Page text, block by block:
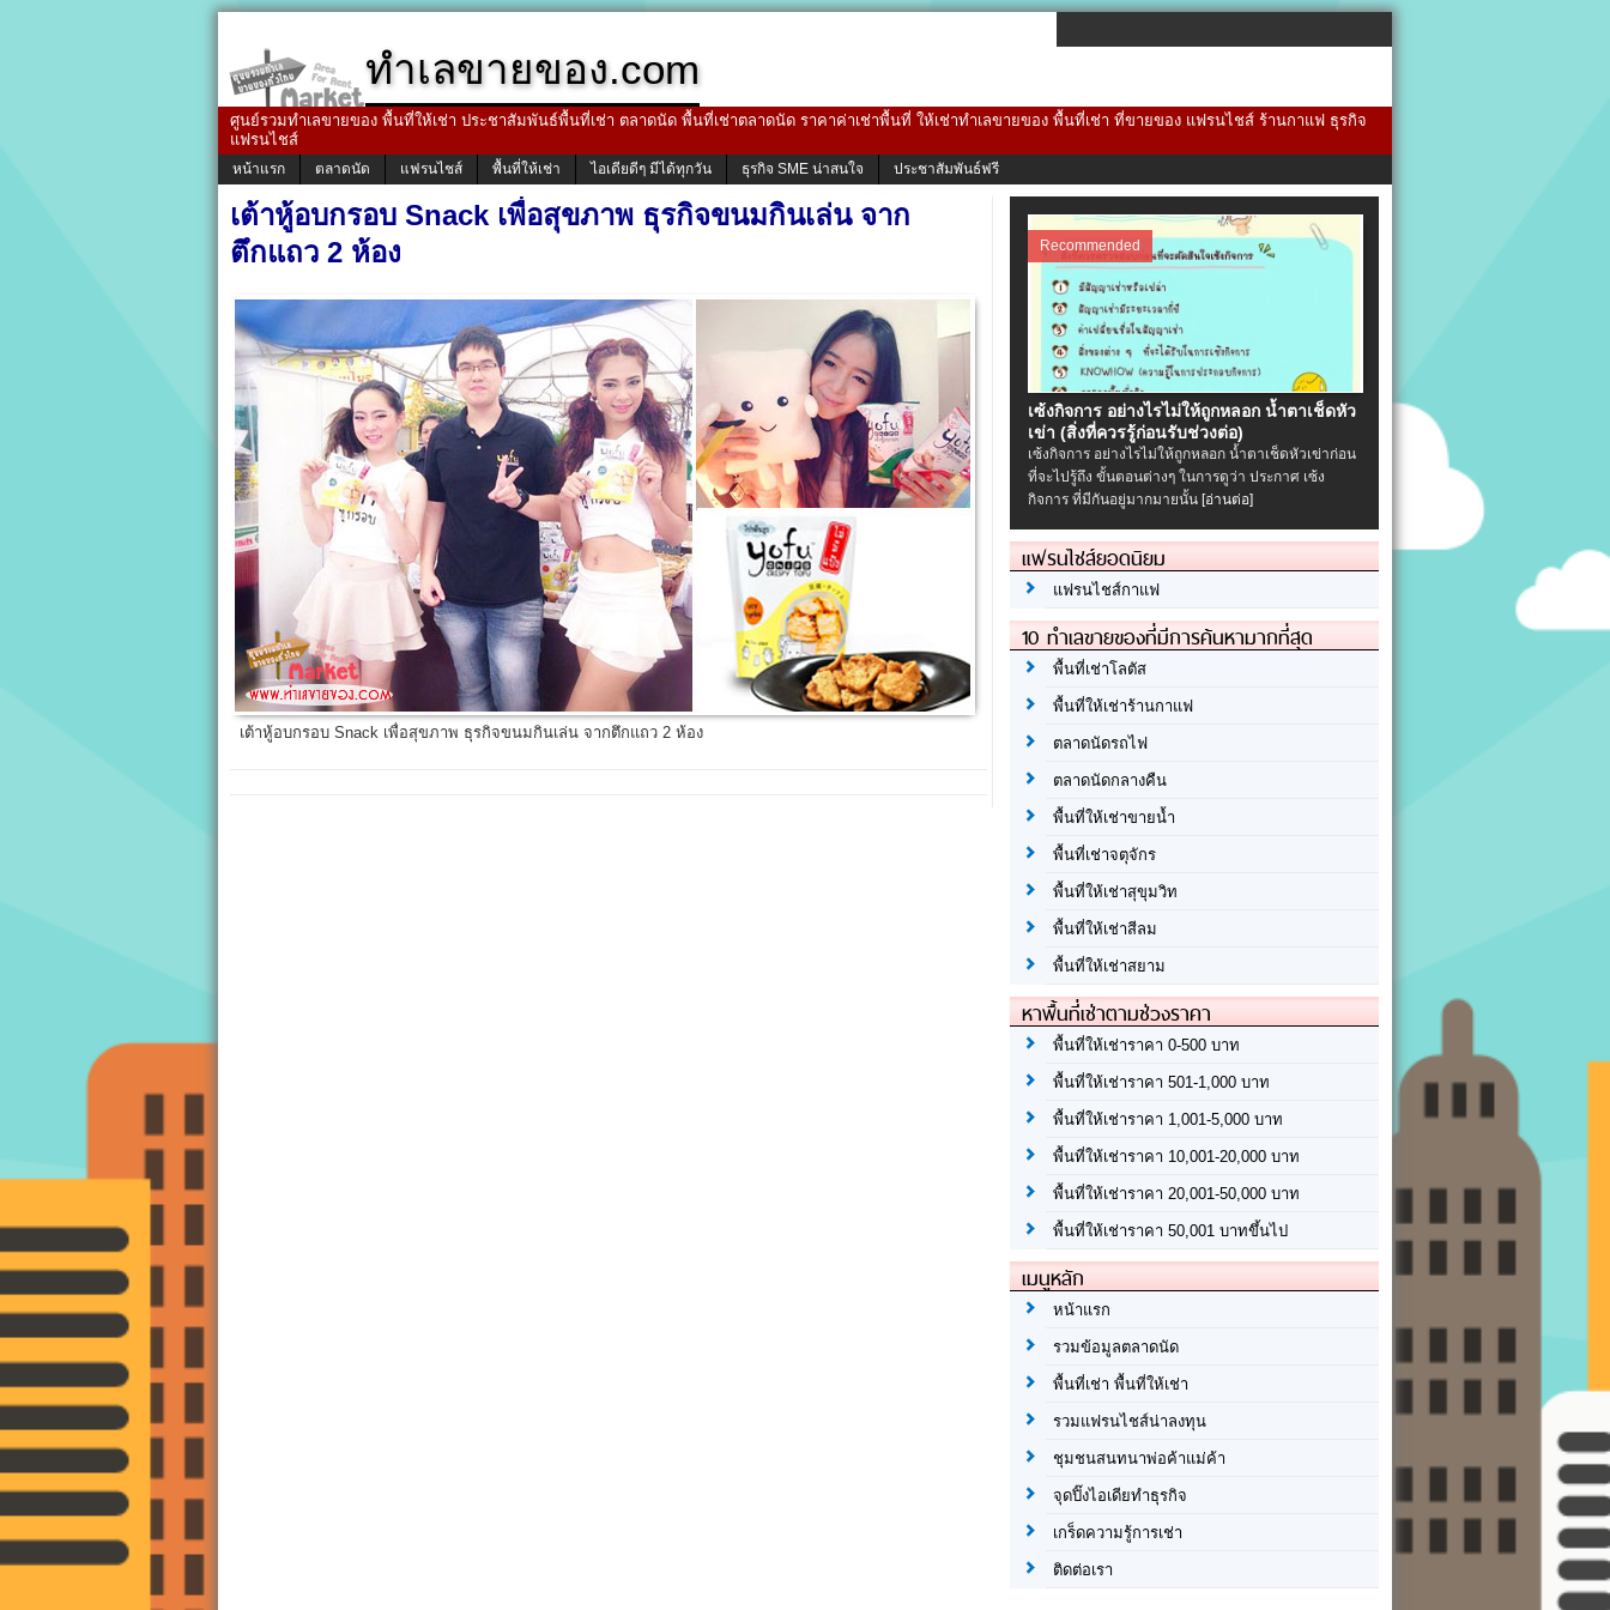
ทำเลขายของ.com
ศูนย์รวมทำเลขายของ พื้นที่ให้เช่า ประชาสัมพันธ์พื้นที่เช่า ตลาดนัด พื้นที่เช่าตลาดนัด ราคาค่าเช่าพื้นที่ ให้เช่าทำเลขายของ พื้นที่เช่า ที่ขายของ แฟรนไชส์ ร้านกาแฟ ธุรกิจ
แฟรนไชส์
หน้าแรก ตลาดนัด แฟรนไชส์ พื้นที่ให้เช่า ไอเดียดีๆ มีได้ทุกวัน ธุรกิจ SME น่าสนใจ ประชาสัมพันธ์ฟรี
เต้าหู้อบกรอบ Snack เพื่อสุขภาพ ธุรกิจขนมกินเล่น จาก
ตึกแถว 2 ห้อง
เต้าหู้อบกรอบ Snack เพื่อสุขภาพ ธุรกิจขนมกินเล่น จากตึกแถว 2 ห้อง
Recommended
เซ้งกิจการ อย่างไรไม่ให้ถูกหลอก น้ำตาเช็ดหัว
เข่า (สิ่งที่ควรรู้ก่อนรับช่วงต่อ)
เซ้งกิจการ อย่างไรไม่ให้ถูกหลอก น้ำตาเช็ดหัวเข่าก่อน
ที่จะไปรู้ถึง ขั้นตอนต่างๆ ในการดูว่า ประกาศ เซ้ง
กิจการ ที่มีกันอยู่มากมายนั้น [อ่านต่อ]
แฟรนไชส์ยอดนิยม
แฟรนไชส์กาแฟ
10 ทำเลขายของที่มีการค้นหามากที่สุด
พื้นที่เช่าโลตัส
พื้นที่ให้เช่าร้านกาแฟ
ตลาดนัดรถไฟ
ตลาดนัดกลางคืน
พื้นที่ให้เช่าขายน้ำ
พื้นที่เช่าจตุจักร
พื้นที่ให้เช่าสุขุมวิท
พื้นที่ให้เช่าสีลม
พื้นที่ให้เช่าสยาม
หาพื้นที่เช่าตามช่วงราคา
พื้นที่ให้เช่าราคา 0-500 บาท
พื้นที่ให้เช่าราคา 501-1,000 บาท
พื้นที่ให้เช่าราคา 1,001-5,000 บาท
พื้นที่ให้เช่าราคา 10,001-20,000 บาท
พื้นที่ให้เช่าราคา 20,001-50,000 บาท
พื้นที่ให้เช่าราคา 50,001 บาทขึ้นไป
เมนูหลัก
หน้าแรก
รวมข้อมูลตลาดนัด
พื้นที่เช่า พื้นที่ให้เช่า
รวมแฟรนไชส์น่าลงทุน
ชุมชนสนทนาพ่อค้าแม่ค้า
จุดปิ๊งไอเดียทำธุรกิจ
เกร็ดความรู้การเช่า
ติดต่อเรา